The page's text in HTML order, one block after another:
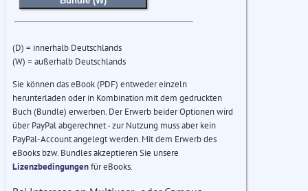
(D) = innerhalb Deutschlands
(W) = außerhalb Deutschlands
Sie können das eBook (PDF) entweder einzeln
herunterladen oder in Kombination mit dem gedruckten
Buch (Bundle) erwerben. Der Erwerb beider Optionen wird
über PayPal abgerechnet - zur Nutzung muss aber kein
PayPal-Account angelegt werden. Mit dem Erwerb des
eBooks bzw. Bundles akzeptieren Sie unsere
Lizenzbedingungenfür eBooks.